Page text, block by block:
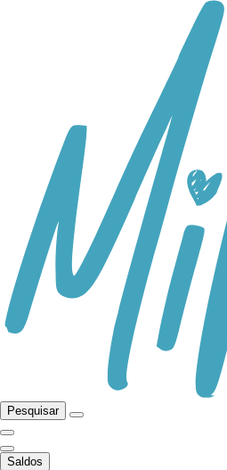
Pesquisar
Saldos